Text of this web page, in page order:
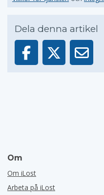
Dela denna artikel
Om
Om iLost
Arbeta på iLost